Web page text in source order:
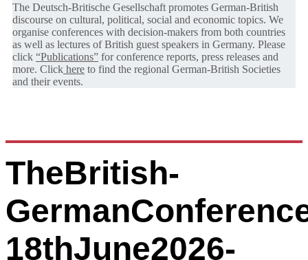
The Deutsch-Britische Gesellschaft promotes German-British
discourse on cultural, political, social and economic topics. We
organise conferences with decision-makers from both countries
as well as lectures of British guest speakers in Germany. Please
click “Publications” for conference reports, press releases and
more. Click here to find the regional German-British Societies
and their events.
TheBritish-
18thJune2026-